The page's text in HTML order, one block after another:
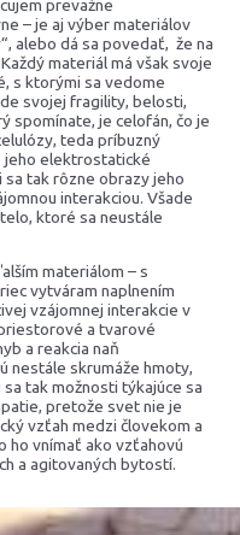
prevažne
– je aj výber materiálov
alebo dá sa povedať, že na
materiál má však svoje
s ktorými sa vedome
svojej fragility, belosti,
spomínate, je celofán, čo je
teda príbuzný
jeho elektrostatické
tak rôzne obrazy jeho
interakciou. Všade
ktoré sa neustále
materiálom – s
vytváram naplnením
vzájomnej interakcie v
a tvarové
a reakcia naň
nestále skrumáže hmoty,
tak možnosti týkajúce sa
pretože svet nie je
vzťah medzi človekom a
ho vnímať ako vzťahovú
a agitovaných bytostí.